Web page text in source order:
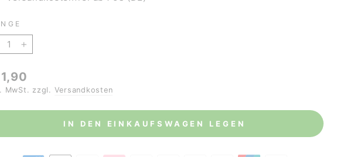
+
MwSt. zzgl. Versandkosten
IN DEN EINKAUFSWAGEN LEGEN